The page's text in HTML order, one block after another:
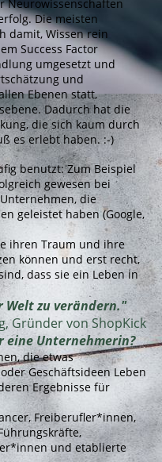
Neurowissenschaften
Die meisten
damit, Wissen rein
Success Factor
umgesetzt und
und
Ebenen statt,
Dadurch hat die
die sich kaum durch
es erlebt haben. :-)
benutzt: Zum Beispiel
gewesen bei
die
geleistet haben (Google,
ihren Traum und ihre
können und erst recht,
dass sie ein Leben in
zu verändern."
Gründer von ShopKick
eine Unternehmerin?
die etwas
Geschäftsideen Leben
Ergebnisse für
Freiberufler*innen,
und etablierte